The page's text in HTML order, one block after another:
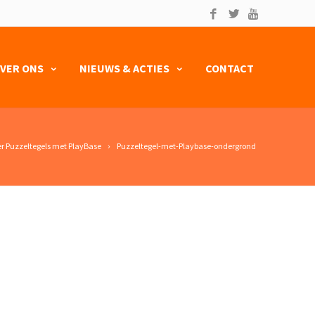
ONS NIEUWS & ACTIES CONTACT
Puzzeltegels met PlayBase Puzzeltegel-met-Playbase-ondergrond